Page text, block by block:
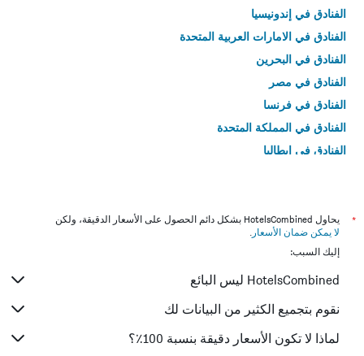
الفنادق في إندونيسيا
الفنادق في الامارات العربية المتحدة
الفنادق في البحرين
الفنادق في مصر
الفنادق في فرنسا
الفنادق في المملكة المتحدة
الفنادق في إيطاليا
*
يحاول HotelsCombined بشكل دائم الحصول على الأسعار الدقيقة، ولكن
لا يمكن ضمان الأسعار .
إليك السبب:
HotelsCombined ليس البائع
نقوم بتجميع الكثير من البيانات لك
لماذا لا تكون الأسعار دقيقة بنسبة 100٪؟